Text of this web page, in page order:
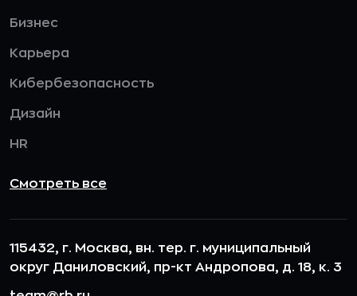
Бизнес
Карьера
Кибербезопасность
Дизайн
HR
Смотреть все
115432, г. Москва, вн. тер. г. муниципальный
округ Даниловский, пр-кт Андропова, д. 18, к. 3